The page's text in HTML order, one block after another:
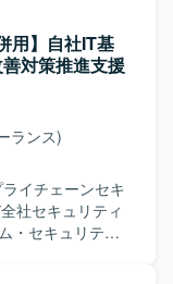
インフラエンジ
す。 【開発
系OS、
末環境の構築を
IaC化、セキュ
運用と障害対応
に行える方を求
とコミュニケー
の懸念や足りな
自走して開発を
ネス要求や荒い
プロセスを主体
ョン
アプリ開発のイ
用】自社IT基
対策推進支援
ランス)
イチェーンセキ
社セキュリティ
・セキュリティ